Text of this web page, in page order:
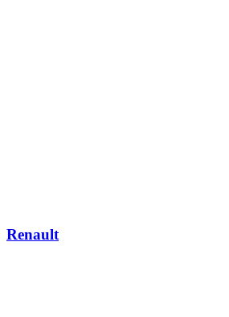
Renault